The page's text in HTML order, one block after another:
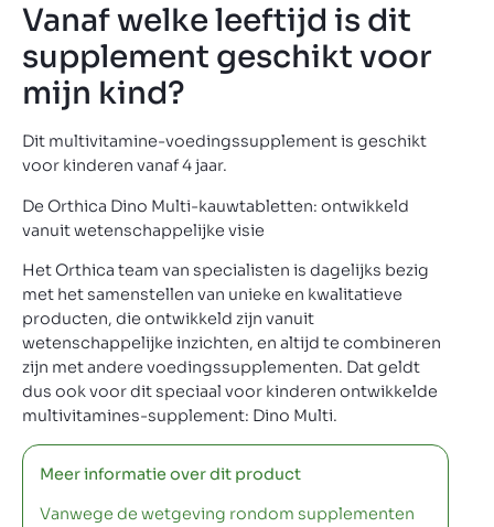
Vanaf welke leeftijd is dit
supplement geschikt voor
mijn kind?
Dit multivitamine-voedingssupplement is geschikt
voor kinderen vanaf 4 jaar.
De Orthica Dino Multi-kauwtabletten: ontwikkeld
vanuit wetenschappelijke visie
Het Orthica team van specialisten is dagelijks bezig
met het samenstellen van unieke en kwalitatieve
producten, die ontwikkeld zijn vanuit
wetenschappelijke inzichten, en altijd te combineren
zijn met andere voedingssupplementen. Dat geldt
dus ook voor dit speciaal voor kinderen ontwikkelde
multivitamines-supplement: Dino Multi.
Meer informatie over dit product
Vanwege de wetgeving rondom supplementen